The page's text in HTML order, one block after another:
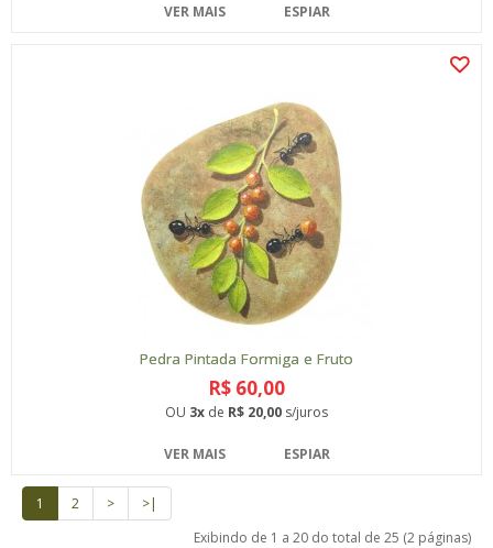
VER MAIS ESPIAR
Pedra Pintada Formiga e Fruto
R$ 60,00
OU 3x de R$ 20,00 s/juros
VER MAIS ESPIAR
1 2 >
>|
Exibindo de 1 a 20 do total de 25 (2 páginas)